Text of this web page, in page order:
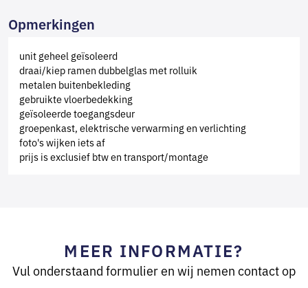
Opmerkingen
unit geheel geïsoleerd
draai/kiep ramen dubbelglas met rolluik
metalen buitenbekleding
gebruikte vloerbedekking
geïsoleerde toegangsdeur
groepenkast, elektrische verwarming en verlichting
foto's wijken iets af
prijs is exclusief btw en transport/montage
MEER INFORMATIE?
Vul onderstaand formulier en wij nemen contact op